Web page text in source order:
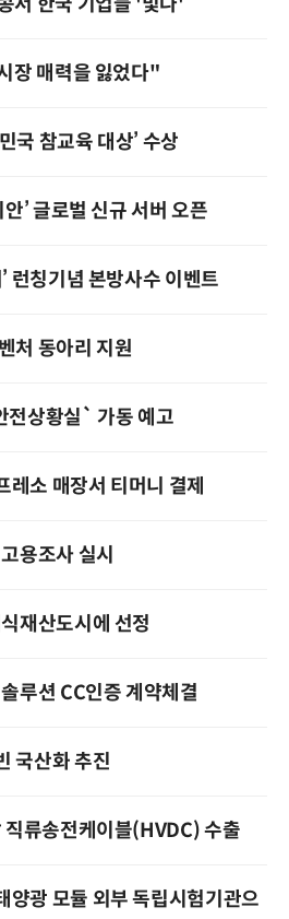
장 매력을 잃었다"
국 참교육 대상’ 수상
’ 글로벌 신규 서버 오픈
런칭기념 본방사수 이벤트
처 동아리 지원
전상황실` 가동 예고
소 매장서 티머니 결제
용조사 실시
재산도시에 선정
루션 CC인증 계약체결
국산화 추진
직류송전케이블(HVDC) 수출
양광 모듈 외부 독립시험기관으